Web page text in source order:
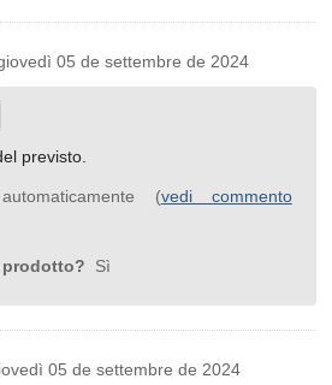
05 de settembre de 2024
previsto.
(vedi commento
Sì
05 de settembre de 2024